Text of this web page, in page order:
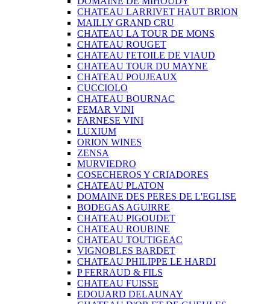
CHATEAU LARRIVET HAUT BRION
MAILLY GRAND CRU
CHATEAU LA TOUR DE MONS
CHATEAU ROUGET
CHATEAU I'ETOILE DE VIAUD
CHATEAU TOUR DU MAYNE
CHATEAU POUJEAUX
CUCCIOLO
CHATEAU BOURNAC
FEMAR VINI
FARNESE VINI
LUXIUM
ORION WINES
ZENSA
MURVIEDRO
COSECHEROS Y CRIADORES
CHATEAU PLATON
DOMAINE DES PERES DE L'EGLISE
BODEGAS AGUIRRE
CHATEAU PIGOUDET
CHATEAU ROUBINE
CHATEAU TOUTIGEAC
VIGNOBLES BARDET
CHATEAU PHILIPPE LE HARDI
P FERRAUD & FILS
CHATEAU FUISSE
EDOUARD DELAUNAY